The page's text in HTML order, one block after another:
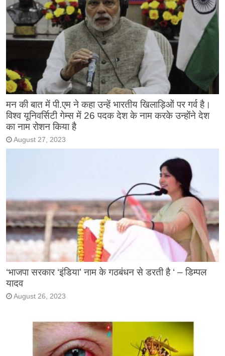
मन की बात में पी.एम ने कहा उन्हें भारतीय खिलाड़िओं पर गर्व है।
विश्व यूनिवर्सिटी गेम्स में 26 पदक देश के नाम करके उन्होंने देश
का नाम रोशन किया है
August 27, 2023
‘भाजपा सरकार ‘इंडिया’ नाम के गठबंधन से डरती है ‘ – डिम्पल
यादव
August 26, 2023